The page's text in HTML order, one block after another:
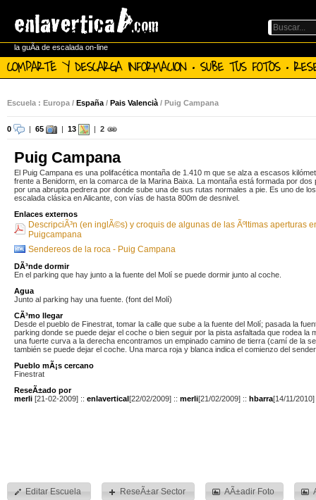
la guÃ­a de escalada on-line
COMPARTE Y DESCARGA INFORMACION · SUBE TUS FOTOS ·
Escuela : Europa / España / Pais Valencià / Puig Campana
0 65 13 2
Puig Campana
El Puig Campana es una polifacética montaña de 1.410 m que se alza a escasos
frente a Benidorm, en la comarca de la Marina Baixa. La montaña está formada por
por una abrupta pedrera por donde sube una de sus rutas normales a pie. Es uno de
escalada clásica en Alicante, con vías de hasta 800m de desnivel.
Enlaces externos
DescripciÃ³n (en inglÃ©s) y croquis de algunas de las Ãºltimas aperturas
Puigcampana
Sendereos de la roca - Puig Campana
DÃ³nde dormir
En el parking que hay junto a la fuente del Molí se puede dormir junto al coche.
Agua
Junto al parking hay una fuente. (font del Molí)
CÃ³mo llegar
Desde el pueblo de Finestrat, tomar la calle que sube a la fuente del Molí; pasada la
parking donde se puede dejar el coche o bien seguir por la pista asfaltada que rodea la
una fuerte curva a la derecha encontramos un empinado camino de tierra (camí de la
también se puede dejar el coche. Una marca roja y blanca indica el comienzo del
Pueblo mÃ¡s cercano
Finestrat
ReseÃ±ado por
merli [21-02-2009] :: enlavertical[22/02/2009] :: merli[21/02/2009] :: hbarra[14/11/2010]
Editar Escuela ReseÃ±ar Sector AÃ±adir Foto